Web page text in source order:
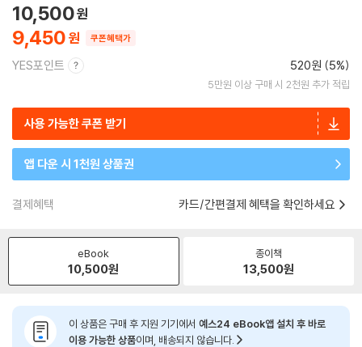
9,450
10,500
쿠폰혜택가
YES포인트 520원 (5%)
5만원 이상 구매 시 2천원 추가 적립
사용 가능한 쿠폰 받기
앱 다운 시 1천원 상품권
결제혜택 카드/간편결제 혜택을 확인하세요
eBook
10,500원
종이책
13,500원
이 상품은 구매 후 지원 기기에서 예스24 eBook앱 설치 후 바로
이용 가능한 상품이며, 배송되지 않습니다.